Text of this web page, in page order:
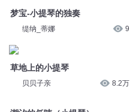
梦宝-小提琴的独奏
缇纳_蒂娜 9
草地上的小提琴
贝贝子亲 8.2万